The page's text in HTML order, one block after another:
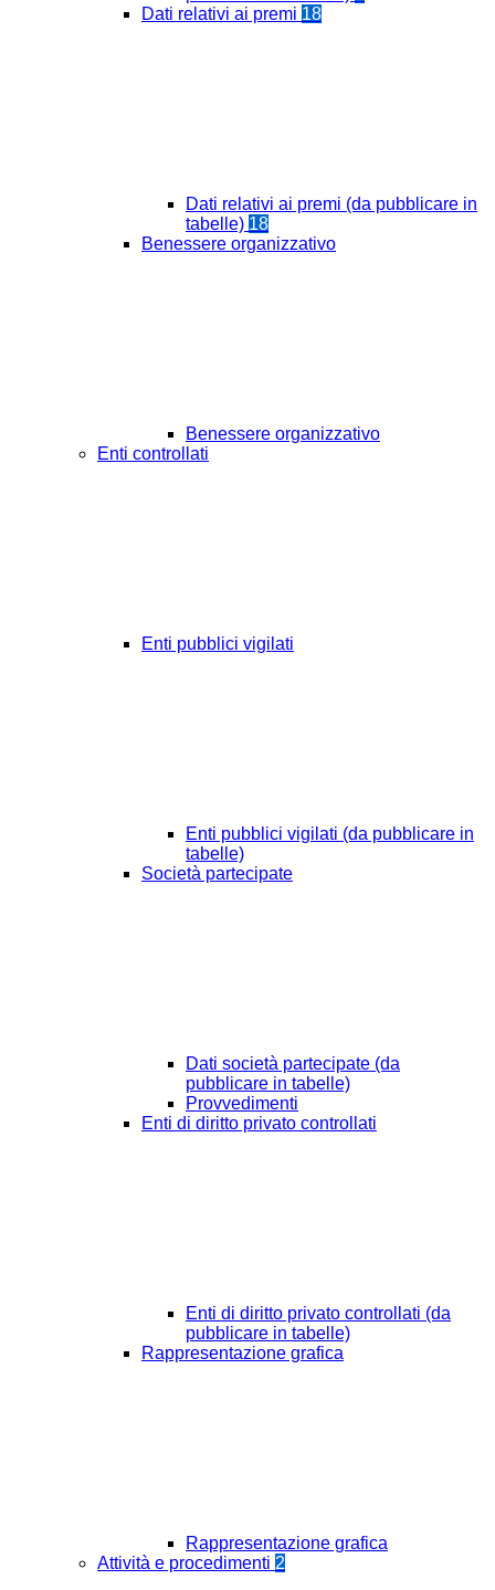
Dati relativi ai premi 18
Dati relativi ai premi (da pubblicare in
tabelle) 18
Benessere organizzativo
Benessere organizzativo
Enti controllati
Enti pubblici vigilati
Enti pubblici vigilati (da pubblicare in
tabelle)
Società partecipate
Dati società partecipate (da
pubblicare in tabelle)
Provvedimenti
Enti di diritto privato controllati
Enti di diritto privato controllati (da
pubblicare in tabelle)
Rappresentazione grafica
Rappresentazione grafica
Attività e procedimenti 2